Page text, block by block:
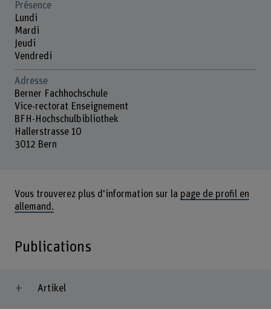
Présence
Lundi
Mardi
Jeudi
Vendredi
Adresse
Berner Fachhochschule
Vice-rectorat Enseignement
BFH-Hochschulbibliothek
Hallerstrasse 10
3012 Bern
Vous trouverez plus d'information sur la page de profil en
allemand.
Publications
Artikel